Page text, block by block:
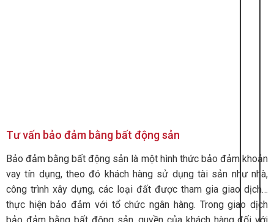
Tư vấn bảo đảm bằng bất động sản
Bảo đảm bằng bất động sản là một hình thức bảo đảm khoản
vay tín dụng, theo đó khách hàng sử dụng tài sản như nhà,
công trình xây dựng, các loại đất được tham gia giao dịch…
thực hiện bảo đảm với tổ chức ngân hàng. Trong giao dịch